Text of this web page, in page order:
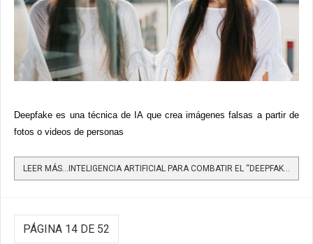
Deepfake es una técnica de IA que crea imágenes falsas a partir de
fotos o videos de personas
LEER MÁS…INTELIGENCIA ARTIFICIAL PARA COMBATIR EL “DEEPFAKE” Y LOS NUEVOS MÉTODOS DE CIBERDELITOS
PÁGINA 14 DE 52